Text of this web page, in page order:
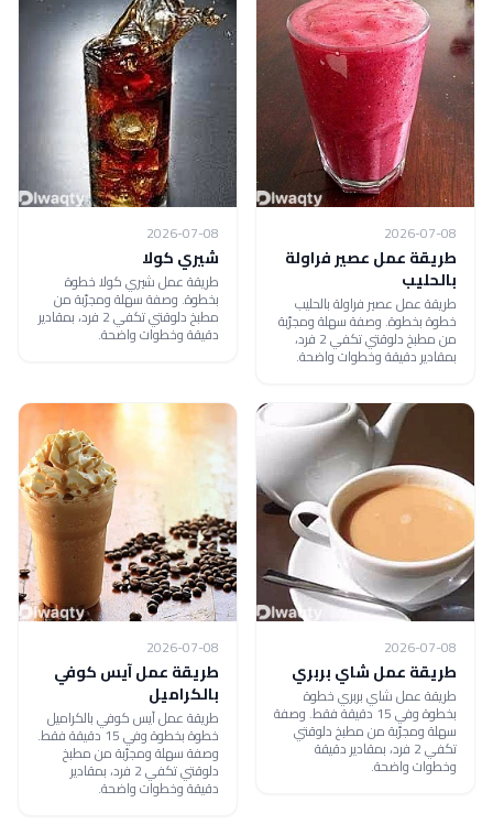
2026-07-08
طريقة عمل عصير فراولة
بالحليب
طريقة عمل عصير فراولة بالحليب
خطوة بخطوة. وصفة سهلة ومجرّبة
من مطبخ دلوقتي تكفي 2 فرد،
بمقادير دقيقة وخطوات واضحة.
2026-07-08
شيري كولا
طريقة عمل شيري كولا خطوة
بخطوة. وصفة سهلة ومجرّبة من
مطبخ دلوقتي تكفي 2 فرد، بمقادير
دقيقة وخطوات واضحة.
2026-07-08
طريقة عمل شاي بربري
طريقة عمل شاي بربري خطوة
بخطوة وفي 15 دقيقة فقط. وصفة
سهلة ومجرّبة من مطبخ دلوقتي
تكفي 2 فرد، بمقادير دقيقة
وخطوات واضحة.
2026-07-08
طريقة عمل آيس كوفي
بالكراميل
طريقة عمل آيس كوفي بالكراميل
خطوة بخطوة وفي 15 دقيقة فقط.
وصفة سهلة ومجرّبة من مطبخ
دلوقتي تكفي 2 فرد، بمقادير
دقيقة وخطوات واضحة.